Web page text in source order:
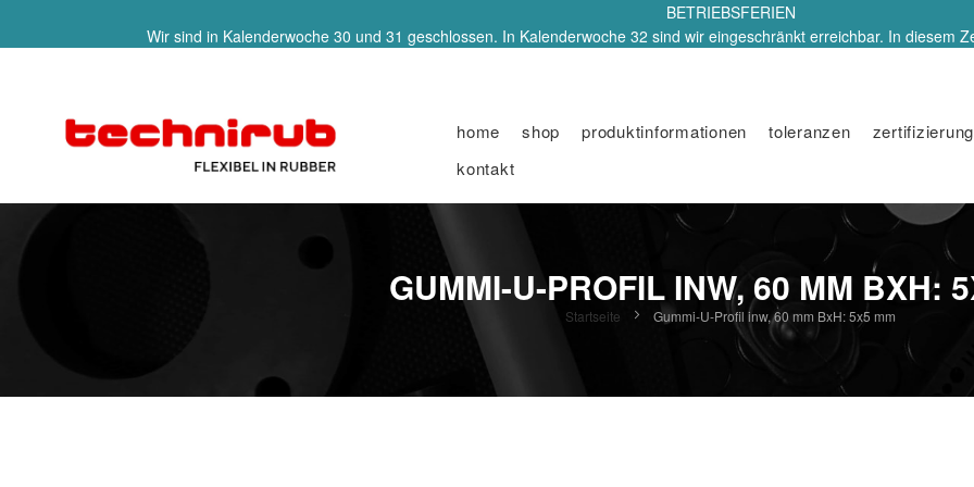
BETRIEBSFERIEN
Wir sind in Kalenderwoche 30 und 31 geschlossen. In Kalenderwoche 32 sind wir eingeschränkt erreichbar. In diesem
home shop produktinformationen toleranzen zertifizierung
kontakt
GUMMI-U-PROFIL INW, 60 MM BXH:
Startseite Gummi-U-Profil inw, 60 mm BxH: 5x5 mm